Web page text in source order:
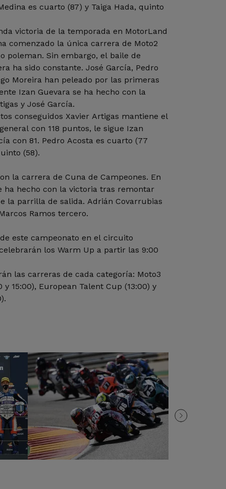
es cuarto (87) y Taiga Hada, quinto
victoria de la temporada en MotorLand
comenzado la única carrera de Moto2
poleman. Sin embargo, el baile de
ha sido constante. José García, Pedro
Moreira han peleado por las primeras
Izan Guevara se ha hecho con la
y José García.
conseguidos Xavier Artigas mantiene el
con 118 puntos, le sigue Izan
con 81. Pedro Acosta es cuarto (77
(58).
la carrera de Cuna de Campeones. En
ha hecho con la victoria tras remontar
la parrilla de salida. Adrián Covarrubias
Ramos tercero.
este campeonato en el circuito
los Warm Up a partir las 9:00
las carreras de cada categoría: Moto3
y 15:00), European Talent Cup (13:00) y